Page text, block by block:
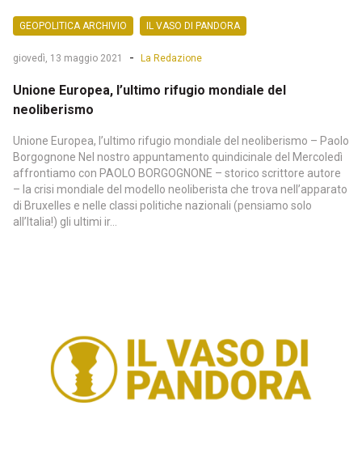
GEOPOLITICA ARCHIVIO IL VASO DI PANDORA
giovedì, 13 maggio 2021 - La Redazione
Unione Europea, l’ultimo rifugio mondiale del
neoliberismo
Unione Europea, l’ultimo rifugio mondiale del neoliberismo – Paolo
Borgognone Nel nostro appuntamento quindicinale del Mercoledì
affrontiamo con PAOLO BORGOGNONE – storico scrittore autore
– la crisi mondiale del modello neoliberista che trova nell’apparato
di Bruxelles e nelle classi politiche nazionali (pensiamo solo
all’Italia!) gli ultimi ir...